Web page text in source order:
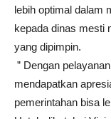
lebih optimal dalam
kepada dinas mesti
yang dipimpin.
” Dengan
mendapatkan
pemerintahan bisa